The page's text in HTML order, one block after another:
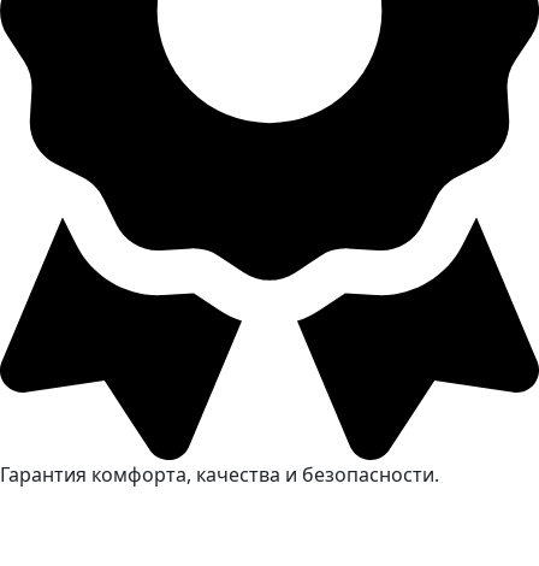
Гарантия комфорта, качества и безопасности.